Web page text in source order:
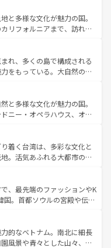
イスならではのユニークな
けでなく町歩きも満喫する
いため物価も高いが、旅行
もできる。 なお、新
覧 を参照してほしい。
と多様な文化が魅力の国。
リフォルニアまで、訪れる
ョッピング、エンターテイ
ポットだ。一方、アメリカ
ンドキャニオンやイエロー
楽と美食が融合した独特の
の各地域で異なる魅力を楽
な歴史を感じることができ
アメリカ
てほしい。
れ、多くの島で構成される
をもっている。大自然の神
番の観光地といえばオアフ
らマウイ島やカウアイ島が
に輝く海をはじめ、豊かな
々を迎えてくれるハワイの
やハワイアンミュージッ
すべてがハワイの魅力を彩
情報
しい。
と多様な文化が魅力の国。
ニー・オペラハウス、オー
えるウルル（エアーズロッ
林やケアンズの熱帯雨林な
、カフェやワイン、オージ
ており、サーフィンやダイ
トドア好きにはたまらな
力を存分に味わいつくそ
着く台湾は、多彩な文化と
。活気あふれる大都市の台
台湾東部など、都市の喧騒
、訪れる人に新しい発見と
、奥深い台湾の食文化も魅
ど、バラエティ豊かな料理
の台湾情報は コンテンツ一覧を参
、最先端のファッションやK
。首都ソウルの宮殿や伝統
々の自然美を楽しむことが
、絶品のストリートフード
っている。夜には、韓国な
的なベトナム。南北に細長
風景や青々とした山々、世